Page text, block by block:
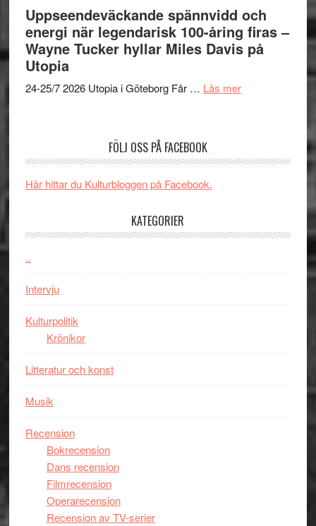
Day
–
kan
någonsin
års-
jubileum
av
Queen
Uppseendeväckande spännvidd och
energi när legendarisk 100-åring firas –
Wayne Tucker hyllar Miles Davis på
Utopia
24-25/7 2026 Utopia i Göteborg Får … Läs merom
firas
FÖLJ OSS PÅ FACEBOOK
Här hittar du Kulturbloggen på Facebook.
KATEGORIER
..
Intervju
Kulturpolitik
Krönikor
Litteratur och konst
Musik
Recension
Bokrecension
Dans recension
Filmrecension
Operarecension
Recension av TV-serier